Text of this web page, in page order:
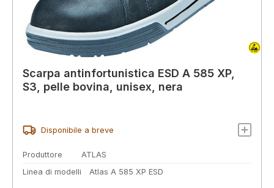
Scarpa antinfortunistica ESD A 585 XP,
S3, pelle bovina, unisex, nera
Disponibile a breve
Produttore
ATLAS
Linea di modelli
Atlas A 585 XP ESD